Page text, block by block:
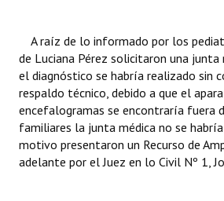
Banca del Vecino - Registro
Huéspedes de Honor - Registro
Antiguos Pobladores - Registro
Reconocimientos - Registro
A raíz de lo informado por los
de Luciana Pérez solicitaron una junta
el diagnóstico se habría realizado sin
respaldo técnico, debido a que el
encefalogramas se encontraría fuera
familiares la junta médica no se
motivo presentaron un Recurso de
adelante por el Juez en lo Civil Nº 1,